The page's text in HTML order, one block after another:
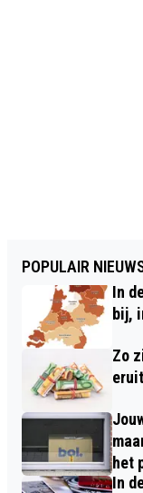
POPULAIR
In
bij,
Zo
het
In